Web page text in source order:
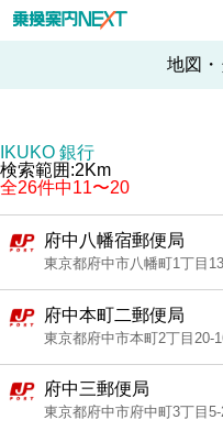
地図・
IKUKO 銀行
検索範囲:2Km
全26件中11〜20
府中八幡宿郵便局
東京都府中市八幡町1丁目
府中本町二郵便局
東京都府中市本町2丁目20-
府中三郵便局
東京都府中市府中町3丁目